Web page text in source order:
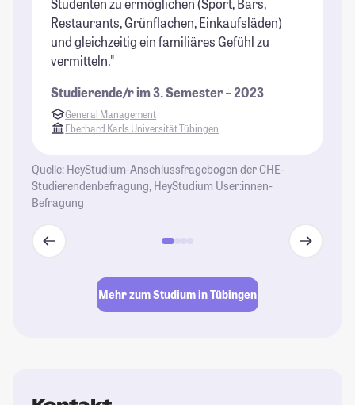
Studenten zu ermöglichen (Sport, Bars,
Restaurants, Grünflachen, Einkaufsläden)
und gleichzeitig ein familiäres Gefühl zu
vermitteln."
Studierende/r im 3. Semester – 2023
General Management
Eberhard Karls Universität Tübingen
Quelle: HeyStudium-Anschlussfragebogen der CHE-
Studierendenbefragung, HeyStudium User:innen-
Befragung
Mehr zum Studium in Tübingen